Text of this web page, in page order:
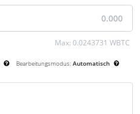
Max:0.0243731 WBTC
Bearbeitungsmodus: Automatisch